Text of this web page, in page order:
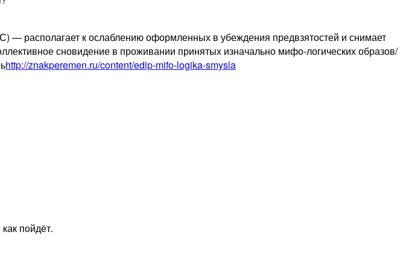
— располагает к ослаблению оформленных в убеждения предвзятостей и снимает
сновидение в проживании принятых изначально мифо-логических образов/
http://znakperemen.ru/content/edip-mifo-logika-smysla
пойдёт.